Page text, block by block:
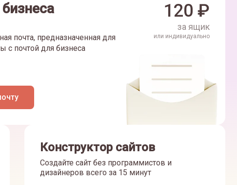
почта, предназначенная для
с почтой для бизнеса
120 ₽
за ящик
или индивидуально
Конструктор сайтов
Создайте сайт без программистов и
дизайнеров всего за 15 минут